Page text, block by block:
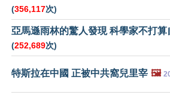
(356,117次)
亞馬遜雨林的驚人發現 科學家不打算
(252,689次)
特斯拉在中國 正被中共窩兒里宰 🖼️